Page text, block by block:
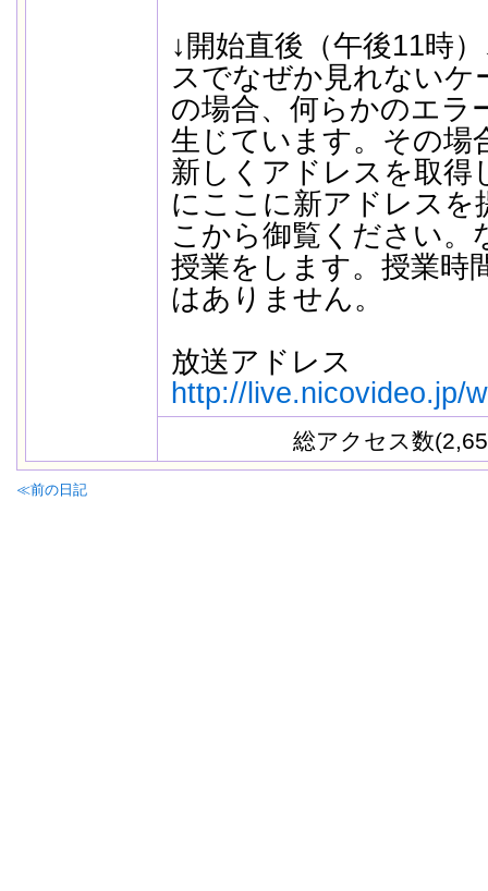
↓開始直後（午後11時
スでなぜか見れないケ
の場合、何らかのエラ
生じています。その場
新しくアドレスを取得
にここに新アドレスを
こから御覧ください。
授業をします。授業時
はありません。
放送アドレス
http://live.nicovideo.jp/
総アクセス数
≪前の日記